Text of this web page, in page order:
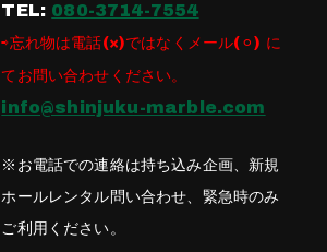
TEL: 080-3714-7554
⇨忘れ物は電話(×)ではなくメール(⚪︎) に
てお問い合わせください。
info@shinjuku-marble.com
※お電話での連絡は持ち込み企画、新規
ホールレンタル問い合わせ、緊急時のみ
ご利用ください。